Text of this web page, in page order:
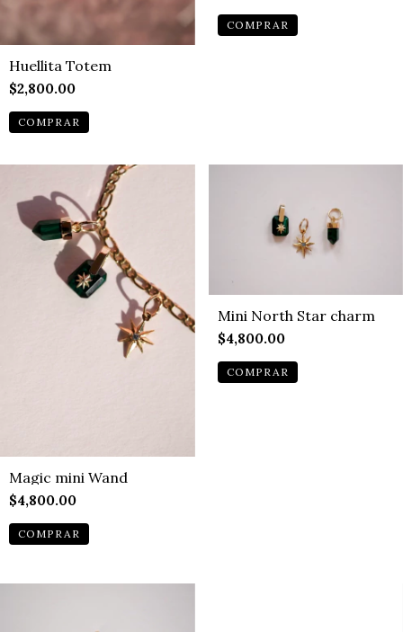
Huellita Totem
$2,800.00
COMPRAR
COMPRAR
Magic mini Wand
$4,800.00
Mini North Star charm
$4,800.00